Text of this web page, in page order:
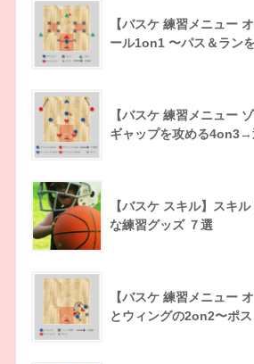
【バスケ 練習メニュー
ール1on1 〜パス＆ラン
【バスケ 練習メニュー
ギャップを攻める
【バスケ スキル】スキ
な練習グッズ ７選
【バスケ 練習メニュー
とウィングの2on2〜ポ